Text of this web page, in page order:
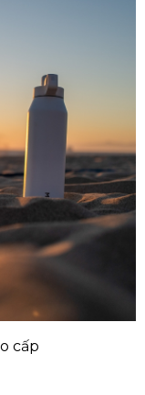
cấp